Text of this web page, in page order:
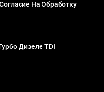
На Обработку
Дизеле TDI